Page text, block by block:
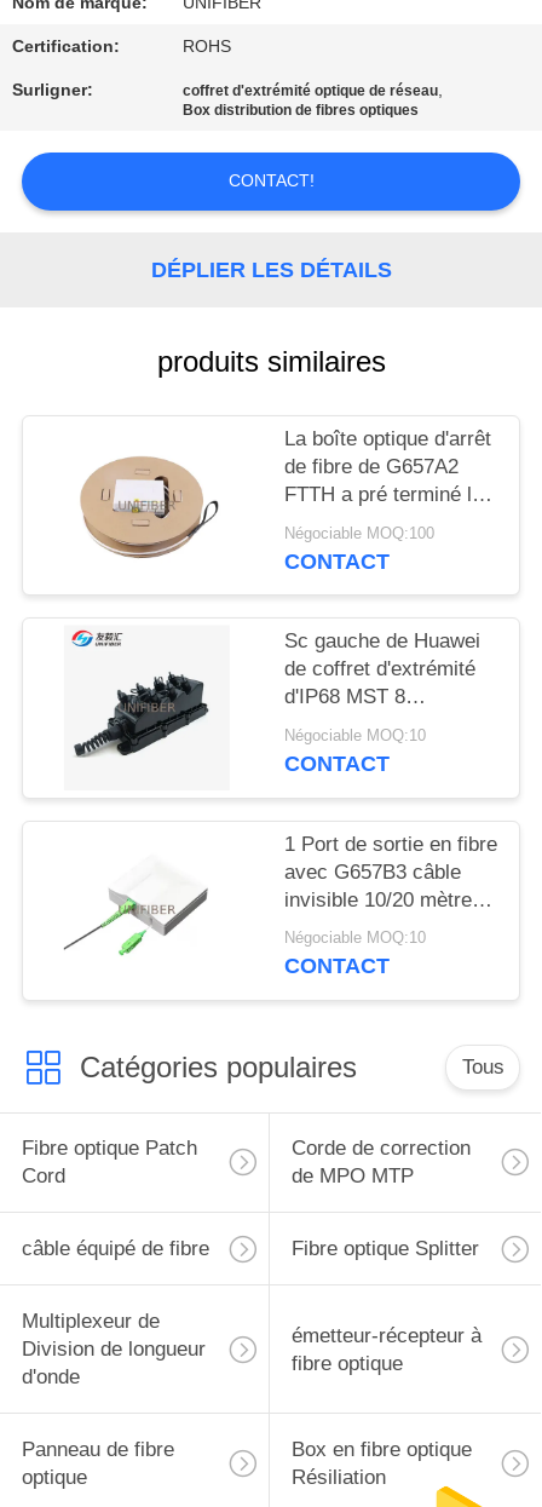
QUALITÉ
CONTACTEZ-
NOUVELLES
DEMANDEZ
CITATION
PRIVACY
POLICY
Certification: ROHS
Surligner: coffret d'extrémité optique de réseau,
Box distribution de fibres optiques
CONTACT!
DÉPLIER LES DÉTAILS
produits similaires
La boîte optique d'arrêt
de fibre de G657A2
FTTH a pré terminé le
volet de prise murale
Négociable MOQ:100
CONTACT
Sc gauche de Huawei
de coffret d'extrémité
d'IP68 MST 8
imperméables mini pré
Connectorized
Négociable MOQ:10
CONTACT
1 Port de sortie en fibre
avec G657B3 câble
invisible 10/20 mètres
SC/APC
Négociable MOQ:10
CONTACT
Catégories populaires Tous
Fibre optique Patch
Cord
Corde de correction
de MPO MTP
câble équipé de fibre Fibre optique Splitter
Multiplexeur de
Division de longueur
d'onde
émetteur-récepteur à
fibre optique
Panneau de fibre
optique
Box en fibre optique
Résiliation